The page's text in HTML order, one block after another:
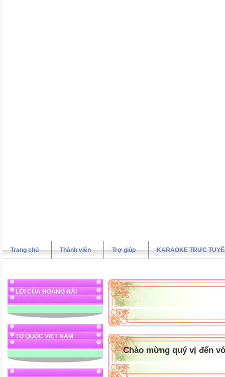
Trang chủ Thành viên Trợ giúp KARAOKE TRƯC
LỜI CỦA HOÀNG HẢI
TỔ QUỐC VIỆT NAM
Chào mừng quý vị đến